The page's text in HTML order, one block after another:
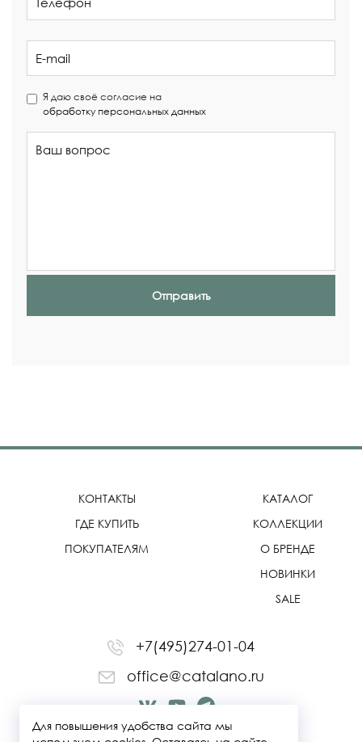
Я даю своё согласие на
обработку персональных данных
Отправить
КОНТАКТЫ
ГДЕ КУПИТЬ
ПОКУПАТЕЛЯМ
КАТАЛОГ
КОЛЛЕКЦИИ
О БРЕНДЕ
НОВИНКИ
SALE
+7(495)274-01-04
office@catalano.ru
Для повышения удобства сайта мы